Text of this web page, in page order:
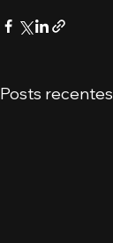
Posts recentes